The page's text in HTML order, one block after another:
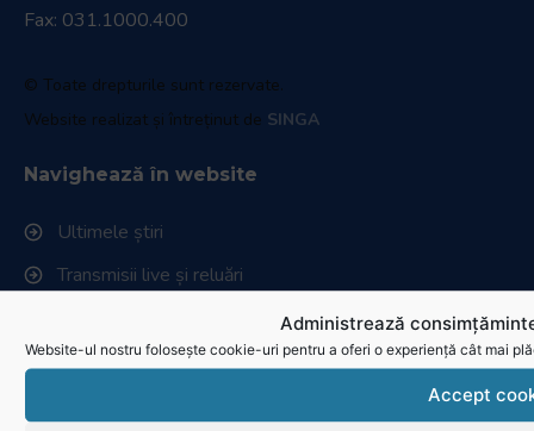
Administrează
Website-ul nostru folosește cookie-uri pentru a oferi o experiență cât mai
Accept
Fax: 031.1000.400
© Toate drepturile sunt rezervate.
Website realizat și întreținut de SINGA
Navighează în website
Ultimele știri
Transmisii live și reluări
Cum se joacă Rugby
Federația Româna de Rugby